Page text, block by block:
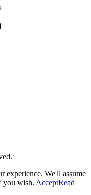
experience. We'll assume
you wish. AcceptRead